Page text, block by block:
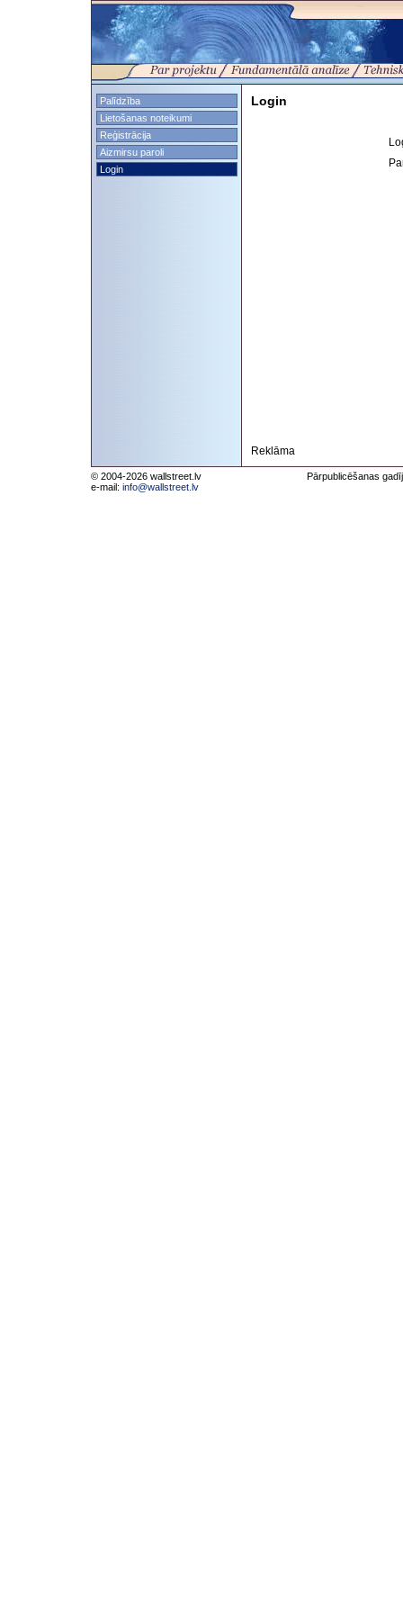
Palīdzība
Lietošanas noteikumi
Reģistrācija
Aizmirsu paroli
Login
Login
Reklāma
© 2004-2026 wallstreet.lv
e-mail: info@wallstreet.lv
Pārpublicēšanas